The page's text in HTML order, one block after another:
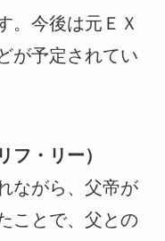
。今後は元ＥＸ
が予定されてい
フ・リー）
ながら、父帝が
ことで、父との